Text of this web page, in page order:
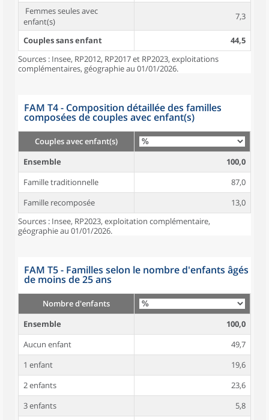
Femmes seules avec
enfant(s)
7,3
Couples sans enfant
44,5
Sources : Insee, RP2012, RP2017 et RP2023, exploitations
complémentaires, géographie au 01/01/2026.
FAM T4 - Composition détaillée des familles
composées de couples avec enfant(s)
Couples avec enfant(s)
Ensemble
100,0
Famille traditionnelle
87,0
Famille recomposée
13,0
Sources : Insee, RP2023, exploitation complémentaire,
géographie au 01/01/2026.
FAM T5 - Familles selon le nombre d'enfants âgés
de moins de 25 ans
Nombre d'enfants
Ensemble
100,0
Aucun enfant
49,7
1 enfant
19,6
2 enfants
23,6
3 enfants
5,8